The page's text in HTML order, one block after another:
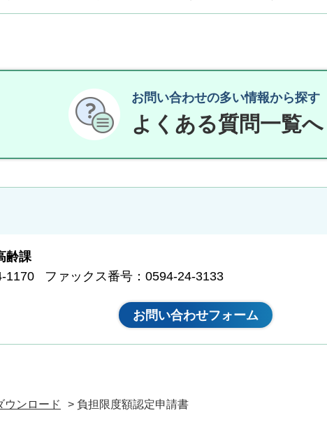
お問い合わせの多い情報から探す
よくある質問一覧へ
齢課
1170
ファックス番号：0594-24-3133
ウンロード > 負担限度額認定申請書